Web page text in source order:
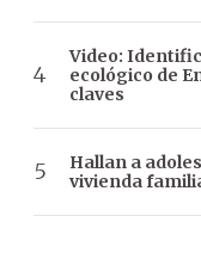
Video:
ecológico de
claves
Hallan a
vivienda